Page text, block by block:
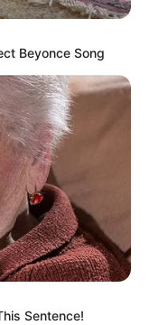
Beyonce Song
Sentence!